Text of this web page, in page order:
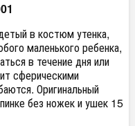
в костюм утенка,
маленького ребенка,
в течение дня или
сферическими
Оригинальный
без ножек и ушек 15